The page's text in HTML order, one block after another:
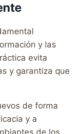
y las
evita
y garantiza que
de forma
y a